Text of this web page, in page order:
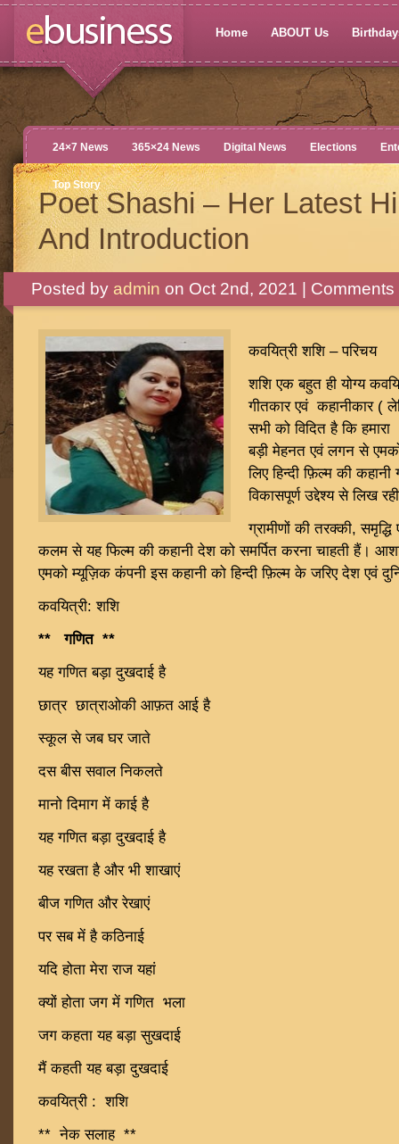
Home ABOUT Us
24×7 News 365×24 News Digital News Elections
Top Story
Poet Shashi – Her Latest
And Introduction
Posted by admin on Oct 2nd, 2021 | Comments
कवयित्री शशि – परिचय
शशि एक बहुत ही योग्य
गीतकार एवं कहानीकार (
सभी को विदित है कि
बड़ी मेहनत एवं लगन से
लिए हिन्दी फ़िल्म की
विकासपूर्ण उद्देश्य से लिख
ग्रामीणों की तरक्की,
कलम से यह फिल्म की कहानी देश को समर्पित करना चाहती हैं।
एमको म्यूज़िक कंपनी इस कहानी को हिन्दी फ़िल्म के जरिए देश एवं
कवयित्री: शशि
** गणित **
यह गणित बड़ा दुखदाई है
छात्र छात्राओकी आफ़त आई है
स्कूल से जब घर जाते
दस बीस सवाल निकलते
मानो दिमाग में काई है
यह गणित बड़ा दुखदाई है
यह रखता है और भी शाखाएं
बीज गणित और रेखाएं
पर सब में है कठिनाई
यदि होता मेरा राज यहां
क्यों होता जग में गणित भला
जग कहता यह बड़ा सुखदाई
मैं कहती यह बड़ा दुखदाई
कवयित्री : शशि
** नेक सलाह **